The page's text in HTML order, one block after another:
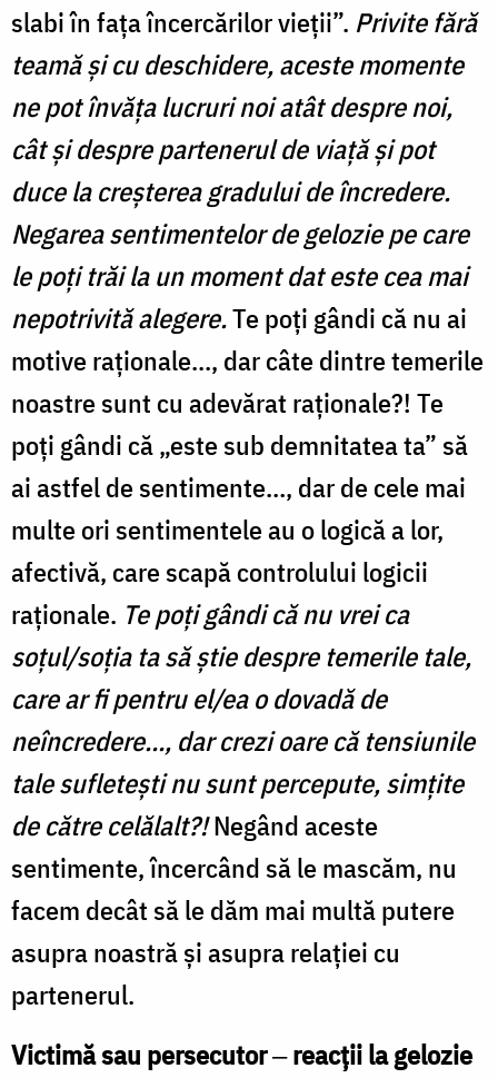
slabi în faţa încercărilor vieţii”. Privite fără
teamă şi cu deschidere, aceste momente
ne pot învăţa lucruri noi atât despre noi,
cât şi despre partenerul de viaţă şi pot
duce la creşterea gradului de încredere.
Negarea sentimentelor de gelozie pe care
le poţi trăi la un moment dat este cea mai
nepotrivită alegere.Te poţi gândi că nu ai
motive raţionale..., dar câte dintre temerile
noastre sunt cu adevărat raţionale?! Te
poţi gândi că „este sub demnitatea ta” să
ai astfel de sentimente…, dar de cele mai
multe ori sentimentele au o logică a lor,
afectivă, care scapă controlului logicii
raţionale. Te poţi gândi că nu vrei ca
soţul/soţia ta să ştie despre temerile tale,
care ar fi pentru el/ea o dovadă de
neîncredere…, dar crezi oare că tensiunile
tale sufleteşti nu sunt percepute, simţite
de către celălalt?!Negând aceste
sentimente, încercând să le mascăm, nu
facem decât să le dăm mai multă putere
asupra noastră şi asupra relaţiei cu
partenerul.
Victimă sau persecutor‒reacţii la gelozie